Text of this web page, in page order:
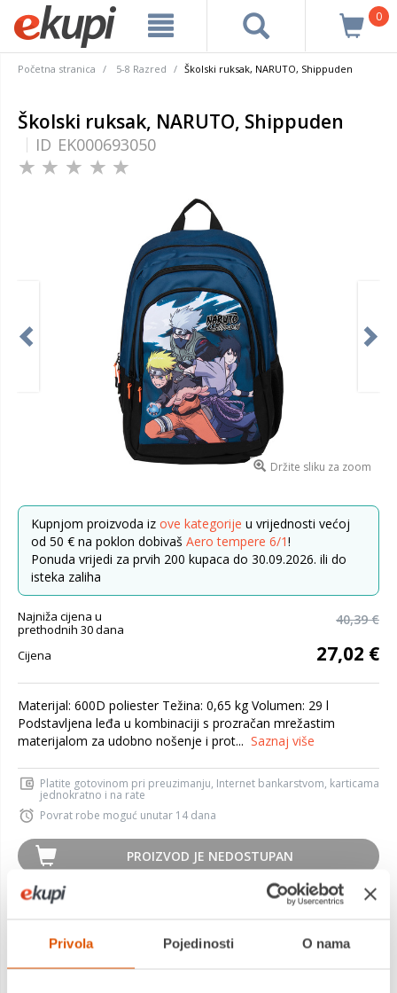
Privola Pojedinosti O nama
0
Početna stranica 5-8 Razred Školski ruksak, NARUTO, Shippuden
Školski ruksak, NARUTO, Shippuden
ID EK000693050
Držite sliku za zoom
Kupnjom proizvoda iz ove kategorije u vrijednosti većoj
od 50 € na poklon dobivaš Aero tempere 6/1!
Ponuda vrijedi za prvih 200 kupaca do 30.09.2026. ili do
isteka zaliha
Najniža cijena u
prethodnih 30 dana
40,39 €
Cijena 27,02 €
Materijal: 600D poliester Težina: 0,65 kg Volumen: 29 l
Podstavljena leđa u kombinaciji s prozračan mrežastim
materijalom za udobno nošenje i prot... Saznaj više
Platite gotovinom pri preuzimanju, Internet bankarstvom, karticama
jednokratno i na rate
Povrat robe moguć unutar 14 dana
PROIZVOD JE NEDOSTUPAN